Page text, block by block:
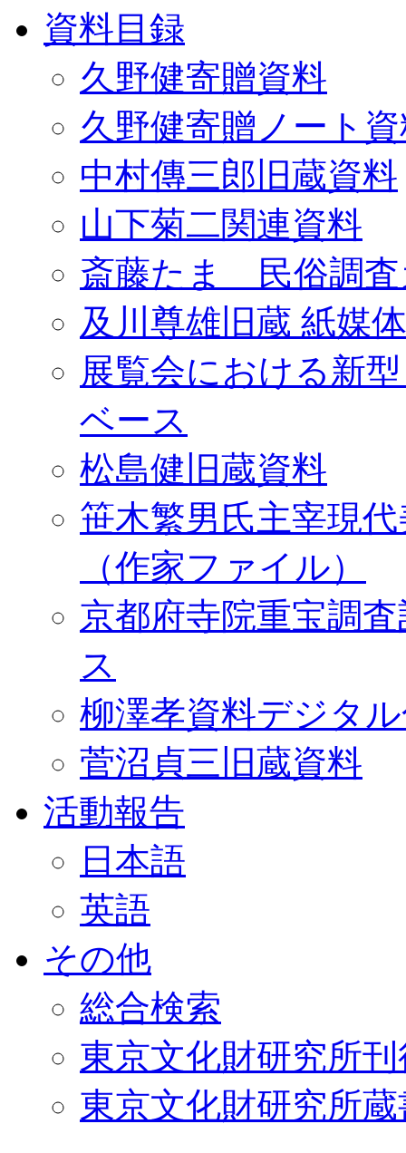
資料目録
久野健寄贈資料
久野健寄贈ノート
中村傳三郎旧蔵資料
山下菊二関連資料
斎藤たま 民俗調査
及川尊雄旧蔵 紙媒
展覧会における新
ベース
松島健旧蔵資料
笹木繁男氏主宰現
（作家ファイル）
京都府寺院重宝調
ス
柳澤孝資料デジタ
菅沼貞三旧蔵資料
活動報告
日本語
英語
その他
総合検索
東京文化財研究所
東京文化財研究所